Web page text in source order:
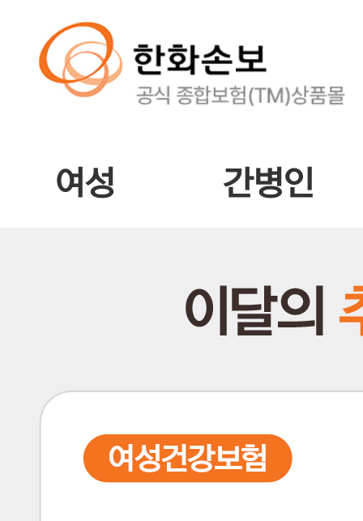
여성 간병인